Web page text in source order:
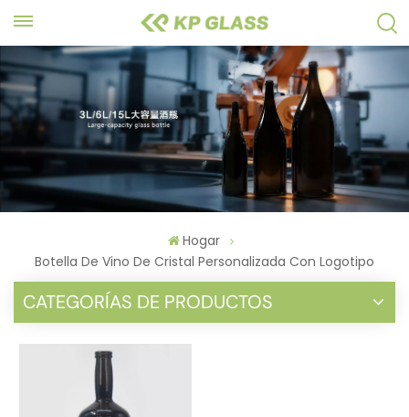
Hogar
Botella De Vino De Cristal Personalizada Con Logotipo
CATEGORÍAS DE PRODUCTOS